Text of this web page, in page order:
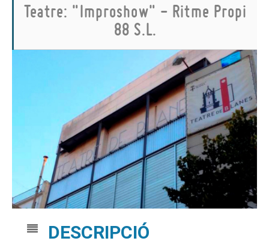
Teatre: "Improshow" - Ritme Propi
88 S.L.
DESCRIPCIÓ